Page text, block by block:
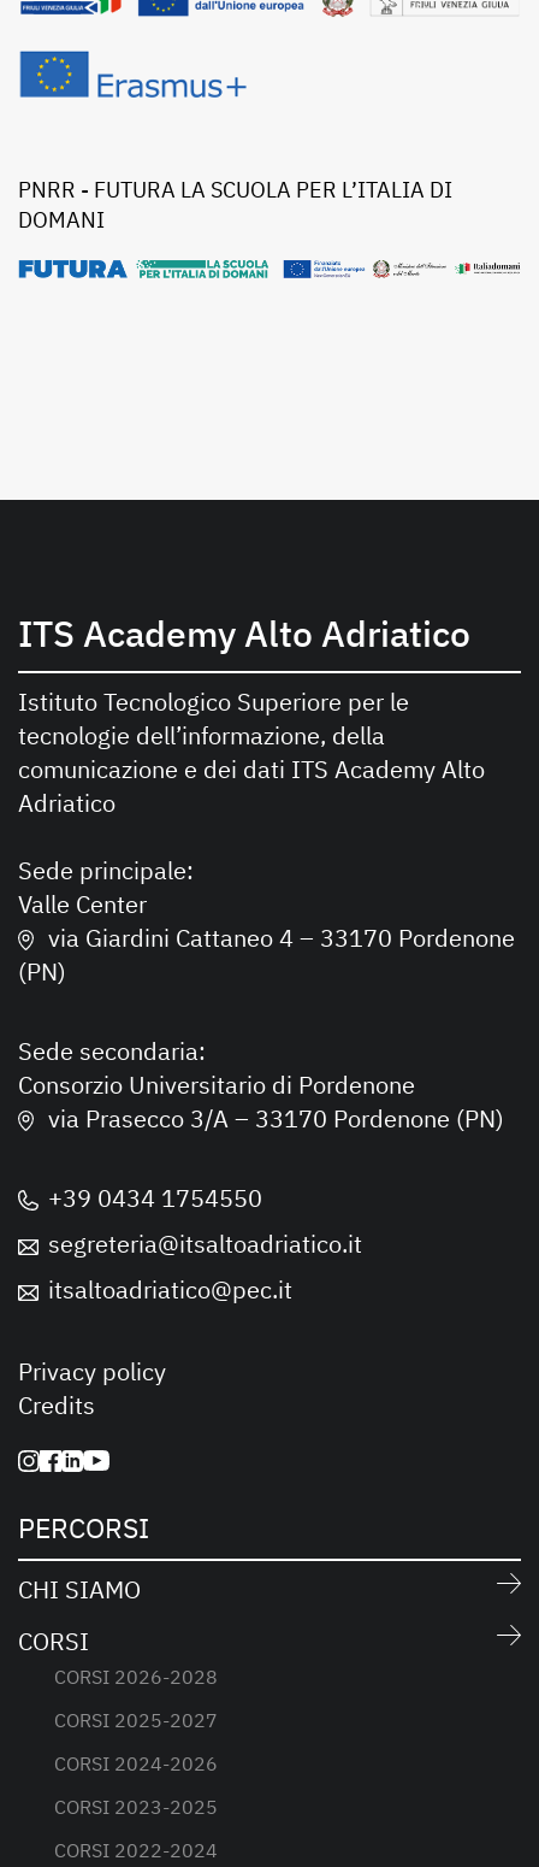
PNRR - FUTURA LA SCUOLA PER L’ITALIA DI
DOMANI
ITS Academy Alto Adriatico
Istituto Tecnologico Superiore per le
tecnologie dell’informazione, della
comunicazione e dei dati ITS Academy Alto
Adriatico
Sede principale:
Valle Center
via Giardini Cattaneo 4 – 33170 Pordenone
(PN)
Sede secondaria:
Consorzio Universitario di Pordenone
via Prasecco 3/A – 33170 Pordenone (PN)
+39 0434 1754550
segreteria@itsaltoadriatico.it
itsaltoadriatico@pec.it
Privacy policy
Credits
PERCORSI
CHI SIAMO
CORSI
CORSI 2026-2028
CORSI 2025-2027
CORSI 2024-2026
CORSI 2023-2025
CORSI 2022-2024